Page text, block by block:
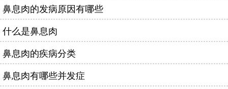
鼻息肉的发病原因有哪些
什么是鼻息肉
鼻息肉的疾病分类
鼻息肉有哪些并发症